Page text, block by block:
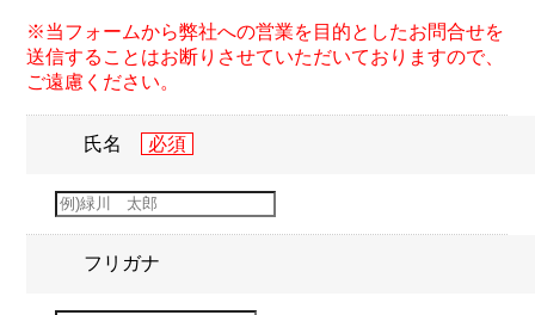
※当フォームから弊社への営業を目的としたお問合せを
送信することはお断りさせていただいておりますので、
ご遠慮ください。
氏名
フリガナ